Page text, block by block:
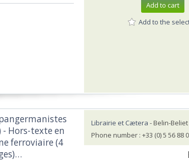
Add to cart
Add to the
- Hors-texte en
ferroviaire (4
Librairie et Cætera - Belin-Beliet
Phone number : +33 (0) 5 56 88